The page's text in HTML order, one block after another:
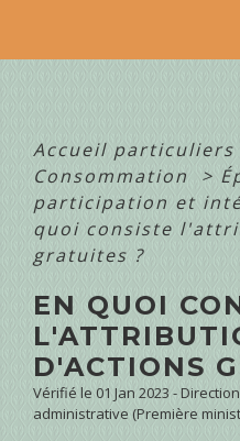
Accueil particuliers
Consommation
>
participation et
quoi consiste
gratuites ?
EN QUOI
D'ACTIONS
Vérifié le 01 Jan 2023 -
administrative (Première